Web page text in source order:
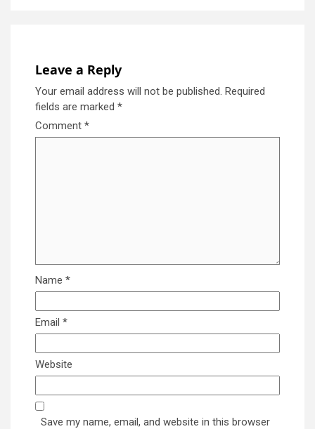
Leave a Reply
Your email address will not be published. Required
fields are marked *
Comment *
Name *
Email *
Website
Save my name, email, and website in this browser